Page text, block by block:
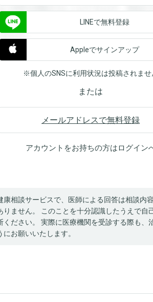
と回答を閲覧することができます。登録す
することができます。登録すると回答を閲
きます。
LINEで無料登録
Appleでサインアップ
※個人のSNSに利用状況は投稿されませ
または
メールアドレスで無料登録
アカウントをお持ちの方はログイン
相談サービスで、医師による回答は相談内
りません。 このことを十分認識したうえで自
ください。 実際に医療機関を受診する際も、
お願いいたします。